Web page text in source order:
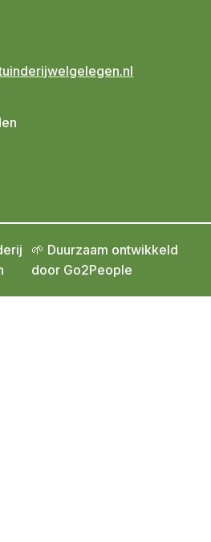
🌱 Duurzaam ontwikkeld
door Go2People